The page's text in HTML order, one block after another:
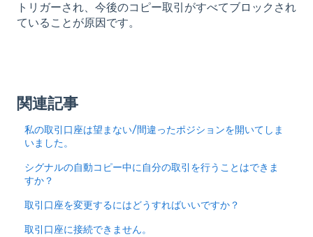
トリガーされ、今後のコピー取引がすべてブロックされ
ていることが原因です。
関連記事
私の取引口座は望まない/間違ったポジションを開いてしま
いました。
シグナルの自動コピー中に自分の取引を行うことはできま
すか？
取引口座を変更するにはどうすればいいですか？
取引口座に接続できません。